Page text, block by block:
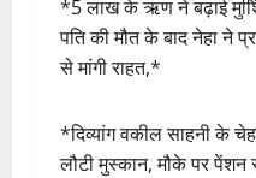
*5 लाख के ऋण ने बढ़ाई
पति की मौत के बाद नेहा ने
से मांगी राहत,*
*दिव्यांग वकील साहनी के
लौटी मुस्कान, मौके पर पेंशन